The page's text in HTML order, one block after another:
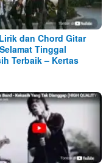
dan Chord Gitar
Tinggal
Terbaik – Kertas